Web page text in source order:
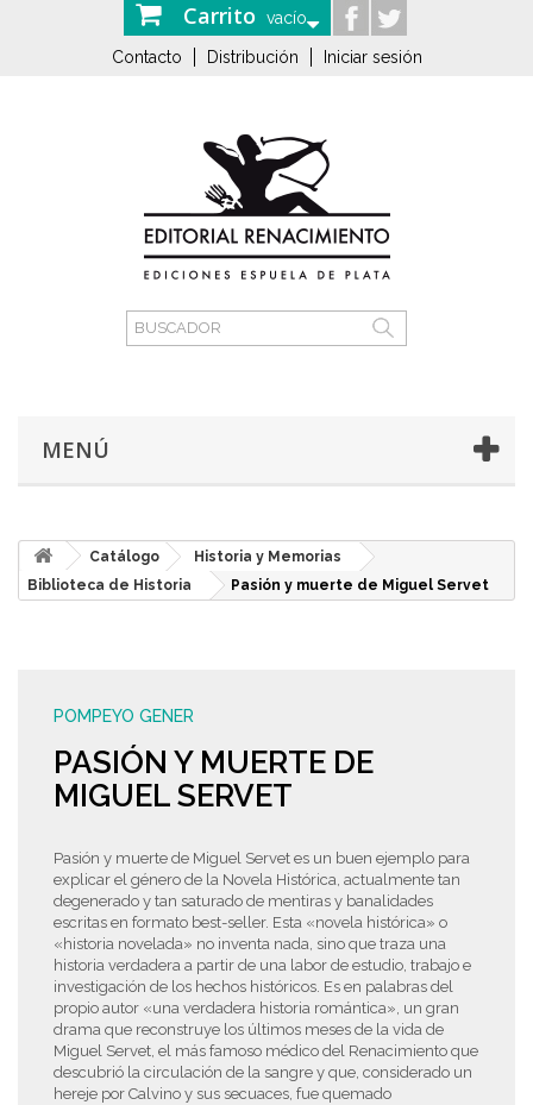
Carrito vacío
Contacto Distribución Iniciar sesión
MENÚ
Catálogo
Historia y Memorias
Biblioteca de Historia
Pasión y muerte de Miguel Servet
POMPEYO GENER
PASIÓN Y MUERTE DE
MIGUEL SERVET
Pasión y muerte de Miguel Servet es un buen ejemplo para
explicar el género de la Novela Histórica, actualmente tan
degenerado y tan saturado de mentiras y banalidades
escritas en formato best-seller. Esta «novela histórica» o
«historia novelada» no inventa nada, sino que traza una
historia verdadera a partir de una labor de estudio, trabajo e
investigación de los hechos históricos. Es en palabras del
propio autor «una verdadera historia romántica», un gran
drama que reconstruye los últimos meses de la vida de
Miguel Servet, el más famoso médico del Renacimiento que
descubrió la circulación de la sangre y que, considerado un
hereje por Calvino y sus secuaces, fue quemado